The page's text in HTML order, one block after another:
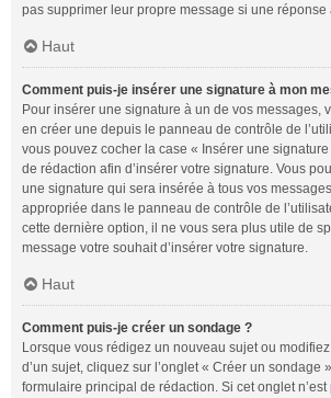
pas supprimer leur propre message si une réponse
Haut
Comment puis-je insérer une signature à mon
Pour insérer une signature à un de vos messages,
en créer une depuis le panneau de contrôle de
vous pouvez cocher la case « Insérer une
de rédaction afin d’insérer votre signature. Vous
une signature qui sera insérée à tous vos
appropriée dans le panneau de contrôle de
cette dernière option, il ne vous sera plus utile de
message votre souhait d’insérer votre signature.
Haut
Comment puis-je créer un sondage ?
Lorsque vous rédigez un nouveau sujet ou
d’un sujet, cliquez sur l’onglet « Créer un sondage
formulaire principal de rédaction. Si cet onglet